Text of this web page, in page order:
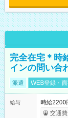
完全在宅＊時
インの問い合
派遣 WEB登録・
給与
時給2200
交通